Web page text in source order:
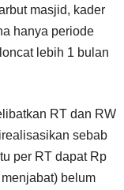
masjid, kader
hanya periode
lebih 1 bulan
RT dan RW
sebab
per RT dapat Rp
belum